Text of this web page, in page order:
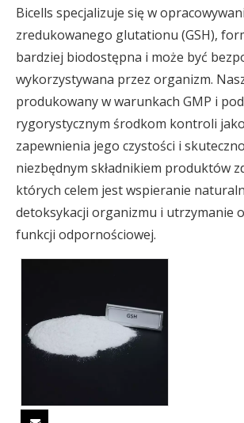
Bicells specjalizuje się w
zredukowanego glutationu (GSH),
bardziej biodostępna i może być
wykorzystywana przez organizm.
produkowany w warunkach GMP i
rygorystycznym środkom kontroli
zapewnienia jego czystości i
niezbędnym składnikiem produktów
których celem jest wspieranie
detoksykacji organizmu i utrzymanie
funkcji odpornościowej.